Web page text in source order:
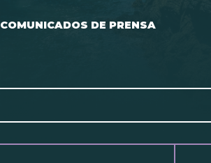
COMUNICADOS DE PRENSA